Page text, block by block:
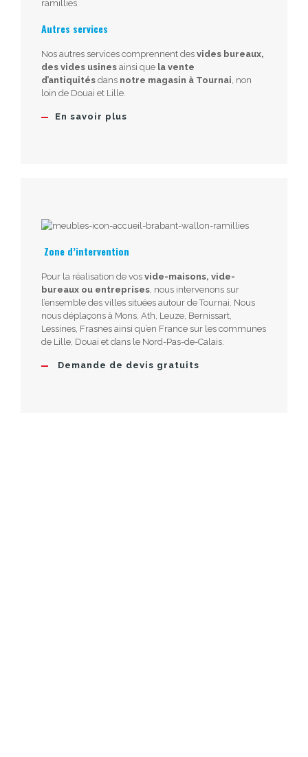
Autres services
Nos autres services comprennent des vides bureaux,
des vides usines ainsi que la vente
d’antiquités dans notre magasin à Tournai , non
loin de Douai et Lille.
En savoir plus
Zone d’intervention
Pour la réalisation de vos vide-maisons, vide-
bureaux ou entreprises , nous intervenons sur
l’ensemble des villes situées autour de Tournai. Nous
nous déplaçons à Mons, Ath, Leuze, Bernissart,
Lessines, Frasnes ainsi qu’en France sur les communes
de Lille, Douai et dans le Nord-Pas-de-Calais.
Demande de devis gratuits